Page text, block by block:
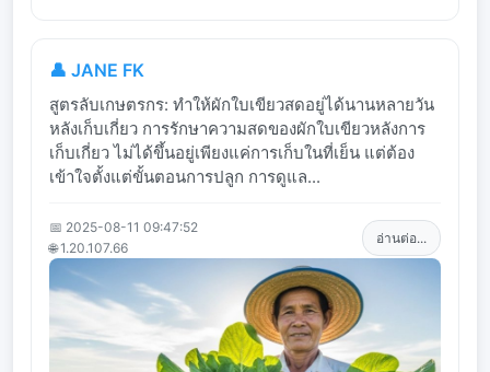
👤 JANE FK
สูตรลับเกษตรกร: ทำให้ผักใบเขียวสดอยู่ได้นานหลายวัน
หลังเก็บเกี่ยว การรักษาความสดของผักใบเขียวหลังการ
เก็บเกี่ยว ไม่ได้ขึ้นอยู่เพียงแค่การเก็บในที่เย็น แต่ต้อง
เข้าใจตั้งแต่ขั้นตอนการปลูก การดูแล...
📅 2025-08-11 09:47:52
🌐 1.20.107.66
อ่านต่อ...